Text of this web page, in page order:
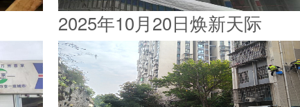
2025年10月20日焕新天际